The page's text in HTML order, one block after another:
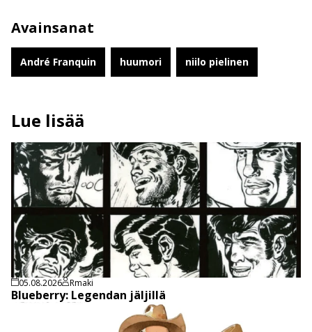
Avainsanat
André Franquin huumori niilo pielinen
Lue lisää
05.08.2026 Rmaki
Blueberry: Legendan jäljillä